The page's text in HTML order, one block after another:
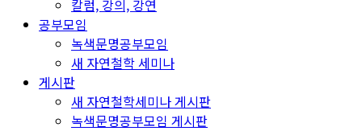
칼럼, 강의, 강연
공부모임
녹색문명공부모임
새 자연철학 세미나
게시판
새 자연철학세미나 게시판
녹색문명공부모임 게시판